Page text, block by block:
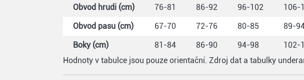
Obvod hrudi (cm)
76-81 86-92 96-102 106-
Obvod pasu (cm)
67-70 72-76 80-85 89-
Boky (cm)
81-84 86-90 94-98 102-
Hodnoty v tabulce jsou pouze orientační. Zdroj dat a tabulky